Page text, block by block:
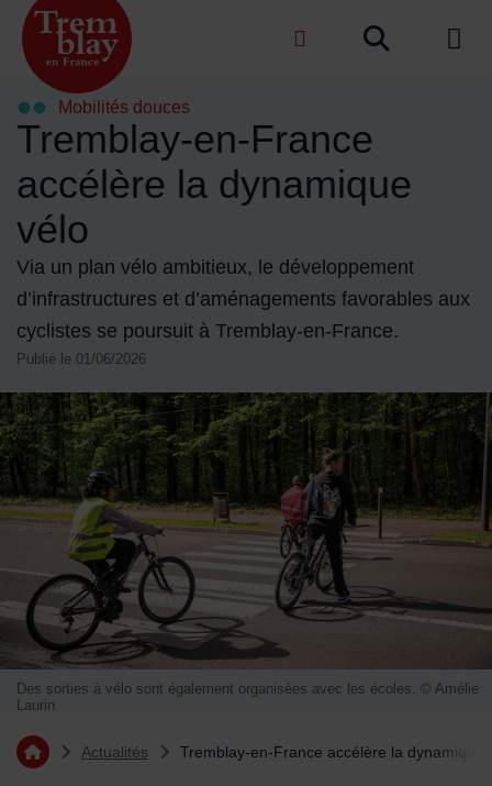
Menu de raccourcis
Accueil ville de Tremblay-en-France de
Tremblay-en-France
accélère la dynamique
vélo
Via un plan vélo ambitieux, le développement
d’infrastructures et d’aménagements favorables aux
cyclistes se poursuit à Tremblay-en-France.
Mobilités douces
Publié le 01/06/2026
Des sorties à vélo sont également organisées avec les écoles. © Amélie
Laurin
Vous êtes ici :
Retourner à l'accueil
Actualités Tremblay-en-France accélère la dynamique